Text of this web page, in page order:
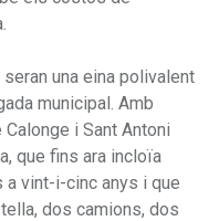
una eina polivalent
municipal. Amb
i Sant Antoni
que fins ara incloïa
a vint-i-cinc anys i que
dos camions, dos